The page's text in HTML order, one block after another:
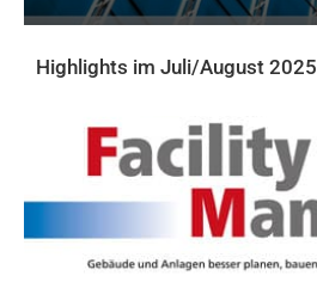
Highlights im Juli/August 2025